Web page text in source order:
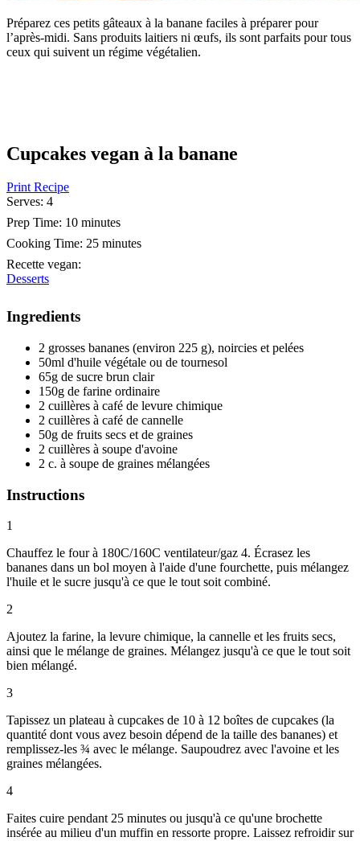
Préparez ces petits gâteaux à la banane faciles à préparer pour
l’après-midi. Sans produits laitiers ni œufs, ils sont parfaits pour tous
ceux qui suivent un régime végétalien.
Cupcakes vegan à la banane
Print Recipe
Serves: 4
Prep Time: 10 minutes
Cooking Time: 25 minutes
Recette vegan:
Desserts
Ingredients
2 grosses bananes (environ 225 g), noircies et pelées
50ml d'huile végétale ou de tournesol
65g de sucre brun clair
150g de farine ordinaire
2 cuillères à café de levure chimique
2 cuillères à café de cannelle
50g de fruits secs et de graines
2 cuillères à soupe d'avoine
2 c. à soupe de graines mélangées
Instructions
1
Chauffez le four à 180C/160C ventilateur/gaz 4. Écrasez les
bananes dans un bol moyen à l'aide d'une fourchette, puis mélangez
l'huile et le sucre jusqu'à ce que le tout soit combiné.
2
Ajoutez la farine, la levure chimique, la cannelle et les fruits secs,
ainsi que le mélange de graines. Mélangez jusqu'à ce que le tout soit
bien mélangé.
3
Tapissez un plateau à cupcakes de 10 à 12 boîtes de cupcakes (la
quantité dont vous avez besoin dépend de la taille des bananes) et
remplissez-les ¾ avec le mélange. Saupoudrez avec l'avoine et les
graines mélangées.
4
Faites cuire pendant 25 minutes ou jusqu'à ce qu'une brochette
insérée au milieu d'un muffin en ressorte propre. Laissez refroidir sur